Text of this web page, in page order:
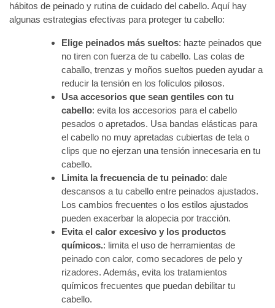
hábitos de peinado y rutina de cuidado del cabello. Aquí hay
algunas estrategias efectivas para proteger tu cabello:
Elige peinados más sueltos: hazte peinados que
no tiren con fuerza de tu cabello. Las colas de
caballo, trenzas y moños sueltos pueden ayudar a
reducir la tensión en los folículos pilosos.
Usa accesorios que sean gentiles con tu
cabello: evita los accesorios para el cabello
pesados o apretados. Usa bandas elásticas para
el cabello no muy apretadas cubiertas de tela o
clips que no ejerzan una tensión innecesaria en tu
cabello.
Limita la frecuencia de tu peinado: dale
descansos a tu cabello entre peinados ajustados.
Los cambios frecuentes o los estilos ajustados
pueden exacerbar la alopecia por tracción.
Evita el calor excesivo y los productos
químicos.: limita el uso de herramientas de
peinado con calor, como secadores de pelo y
rizadores. Además, evita los tratamientos
químicos frecuentes que puedan debilitar tu
cabello.